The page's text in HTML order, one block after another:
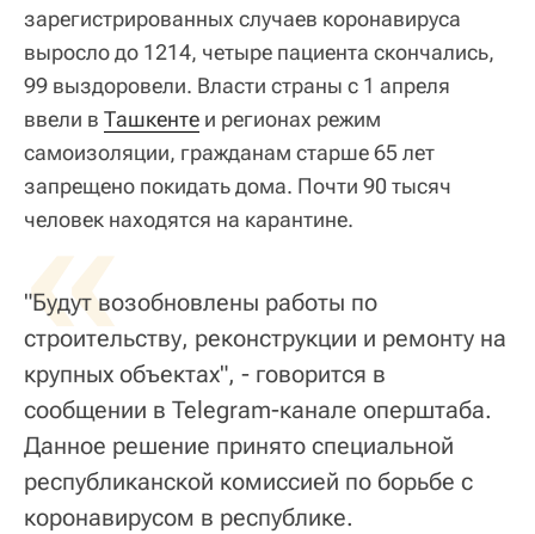
зарегистрированных случаев коронавируса
выросло до 1214, четыре пациента скончались,
99 выздоровели. Власти страны с 1 апреля
ввели в Ташкенте и регионах режим
самоизоляции, гражданам старше 65 лет
запрещено покидать дома. Почти 90 тысяч
человек находятся на карантине.
«
"Будут возобновлены работы по
строительству, реконструкции и ремонту на
крупных объектах", - говорится в
сообщении в Telegram-канале оперштаба.
Данное решение принято специальной
республиканской комиссией по борьбе с
коронавирусом в республике.